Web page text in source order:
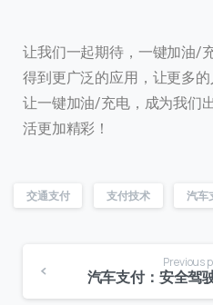
让我们一起期待，一键加油/
得到更广泛的应用，让更多的
让一键加油/充电，成为我们
活更加精彩！
交通支付 支付技术 汽车
Previous
汽车支付：安全驾